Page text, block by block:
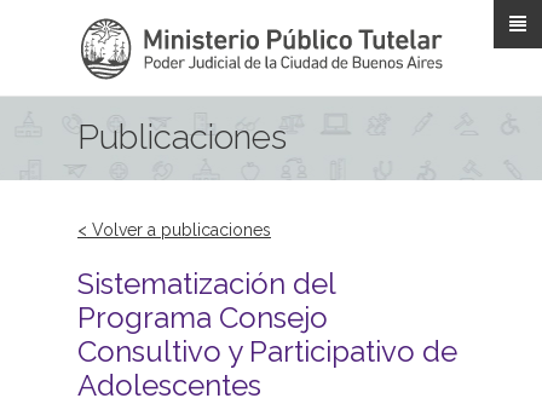
Publicaciones
< Volver a publicaciones
Sistematización del
Programa Consejo
Consultivo y Participativo de
Adolescentes